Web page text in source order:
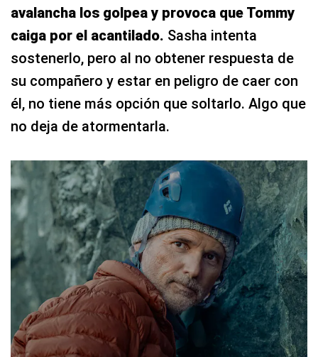
avalancha los golpea y provoca que Tommy
caiga por el acantilado. Sasha intenta
sostenerlo, pero al no obtener respuesta de
su compañero y estar en peligro de caer con
él, no tiene más opción que soltarlo. Algo que
no deja de atormentarla.